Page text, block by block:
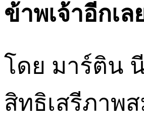
ข้าพเจ้าอีกเ
โดย มาร์ติน
สิทธิเสรีภาพ